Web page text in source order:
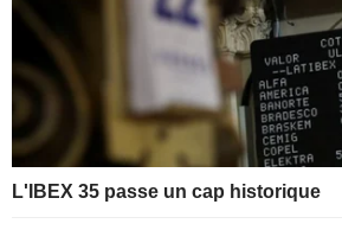
L'IBEX 35 passe un cap historique